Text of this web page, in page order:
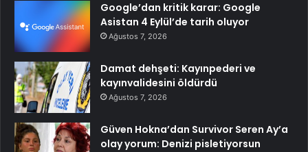
Google’dan kritik karar: Google
Asistan 4 Eylül’de tarih oluyor
Ağustos 7, 2026
Damat dehşeti: Kayınpederi ve
kayınvalidesini öldürdü
Ağustos 7, 2026
Güven Hokna’dan Survivor Seren Ay’a
olay yorum: Denizi pisletiyorsun